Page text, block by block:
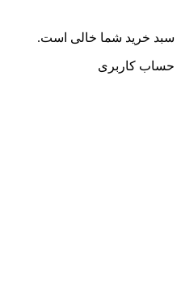
سبد خرید شما خالی است.
حساب کاربری